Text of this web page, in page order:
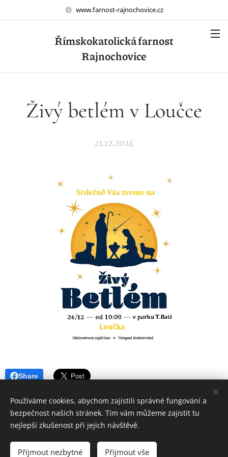
www.farnost-rajnochovice.cz
Římskokatolická farnost
Rajnochovice
Živý betlém v Loučce
21.12.2024
Share
Římskokatolická farnost Rajnochovice
Všechna práva vyhrazena 2022
Používáme cookies, abychom zajistili správné fungování a
bezpečnost našich stránek. Tím vám můžeme zajistit tu
nejlepší zkušenost při jejich návštěvě.
Přijmout nezbytné Přijmout vše